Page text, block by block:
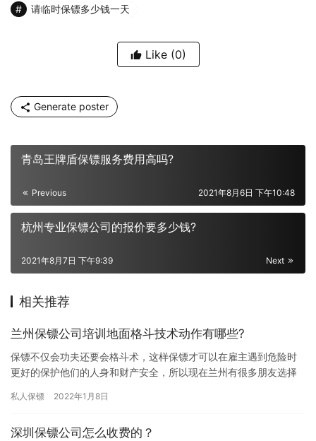
请临时保镖多少钱一天
Like (0)
Generate poster
青岛王牌盾保镖服务费用高吗?
Previous 2021年8月6日 下午10:48
杭州专业保镖公司的报价要多少钱?
Next
2021年8月7日 下午9:39
相关推荐
兰州保镖公司培训地面格斗技术动作有哪些?
保镖不仅会功夫还要会格斗术，这样保镖才可以在雇主遇到危险时
更好的保护他们的人身和财产安全，所以现在兰州有很多朋友选择
格斗术…
私人保镖 2022年1月8日
深圳保镖公司怎么收费的？